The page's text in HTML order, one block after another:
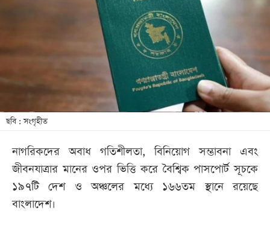
বিনোদন
স্টাইল
শিক্ষা
সব
বিভাগ
ছবি
ছবি : সংগৃহীত
নাগরিকদের অবাধ গতিশীলতা, বিনিয়োগ সম্ভাবনা এবং
জীবনযাত্রার মানের ওপর ভিত্তি করে বৈশ্বিক পাসপোর্ট সূচকে
১৯৭টি দেশ ও অঞ্চলের মধ্যে ১৬৬তম স্থানে রয়েছে
বাংলাদেশ।